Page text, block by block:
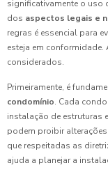
significativamente o uso
dos aspectos legais e
regras é essencial para
esteja em
considerados.
Primeiramente, é
condomínio. Cada
instalação de estruturas
podem proibir
que respeitadas as
ajuda a planejar a